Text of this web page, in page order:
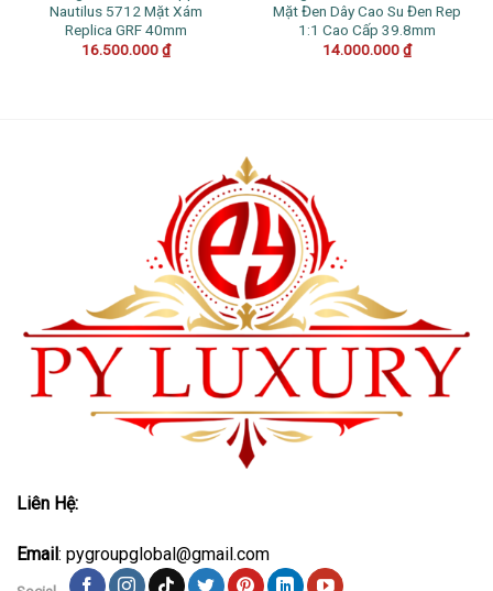
Nautilus 5712 Mặt Xám
Replica GRF 40mm
16.500.000₫
Mặt Đen Dây Cao Su Đen Rep
1:1 Cao Cấp 39.8mm
14.000.000₫
Liên Hệ:
Email: pygroupglobal@gmail.com